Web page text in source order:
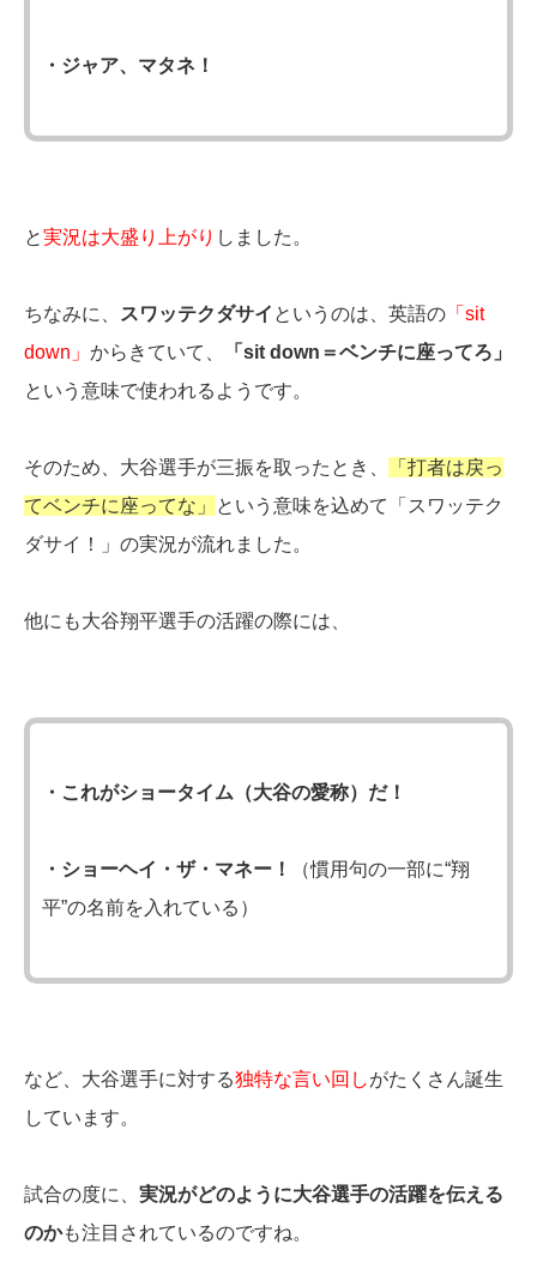
・ジャア、マタネ！
と実況は大盛り上がり しました。
ちなみに、 スワッテクダサイ というのは、英語の 「sit
down」 からきていて、
「sit down＝ベンチに座ってろ」
という意味で使われるようです。
そのため、大谷選手が三振を取ったとき、
「打者は戻っ
てベンチに座ってな」
という意味を込めて「スワッテク
ダサイ！」の実況が流れました。
他にも大谷翔平選手の活躍の際には、
・これがショータイム（大谷の愛称）だ！
・ショーヘイ・ザ・マネー！
（慣用句の一部に“翔
平”の名前を入れている）
など、大谷選手に対する独特な言い回しがたくさん誕生
しています。
試合の度に、 実況がどのように大谷選手の活躍を伝える
のかも注目されているのですね。